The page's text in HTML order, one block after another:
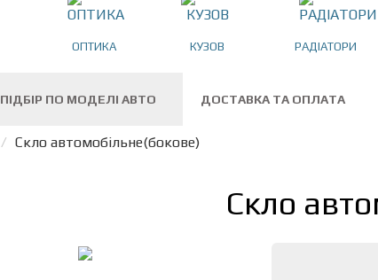
ОПТИКА КУЗОВ РАДІАТОРИ
ПІДБІР ПО МОДЕЛІ АВТО ДОСТАВКА ТА ОПЛАТА
Скло автомобільне(бокове)
Скло